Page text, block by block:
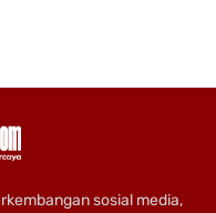
sosial media,